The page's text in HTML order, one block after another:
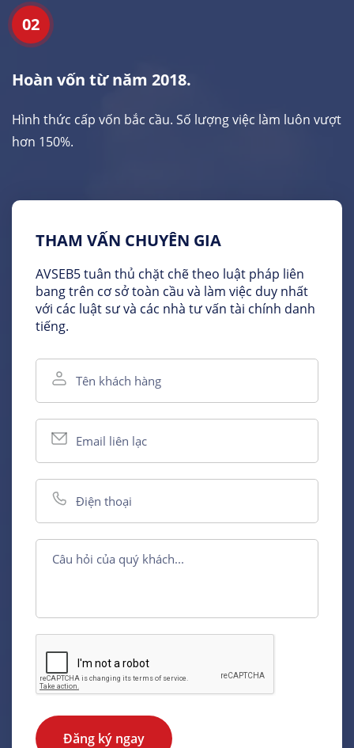
THAM VẤN CHUYÊN GIA
AVSEB5 tuân thủ chặt chẽ theo luật pháp liên
bang trên cơ sở toàn cầu và làm việc duy nhất
với các luật sư và các nhà tư vấn tài chính danh
tiếng.
Đăng ký ngay
02
Hoàn vốn từ năm 2018.
Hình thức cấp vốn bắc cầu. Số lượng việc làm luôn vượt
hơn 150%.